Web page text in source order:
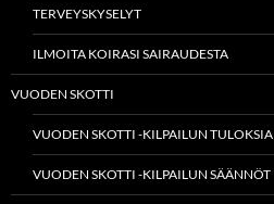
TERVEYSKYSELYT
ILMOITA KOIRASI SAIRAUDESTA
VUODEN SKOTTI
VUODEN SKOTTI -KILPAILUN TULOKSIA
VUODEN SKOTTI -KILPAILUN SÄÄNNÖT